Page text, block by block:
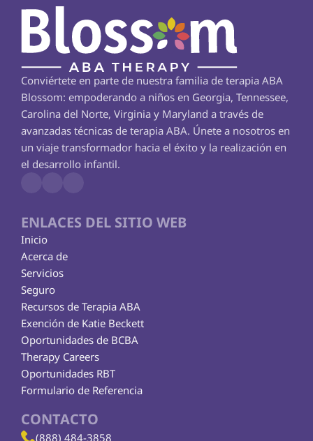
Conviértete en parte de nuestra familia de terapia ABA
Blossom: empoderando a niños en Georgia, Tennessee,
Carolina del Norte, Virginia y Maryland a través de
avanzadas técnicas de terapia ABA. Únete a nosotros en
un viaje transformador hacia el éxito y la realización en
el desarrollo infantil.
ENLACES DEL SITIO WEB
Inicio
Acerca de
Servicios
Seguro
Exención de Katie Beckett
Recursos de Terapia ABA
Therapy Careers
Oportunidades de BCBA
Oportunidades RBT
Formulario de Referencia
CONTACTO
(888) 484-3858